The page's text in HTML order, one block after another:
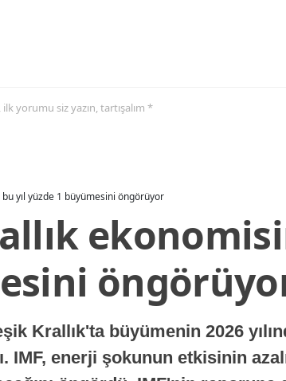
yorumu siz yazın, tartışalım *
yıl yüzde 1 büyümesini öngörüyor
Krallık'ta büyümenin 2026
IMF, enerji şokunun etkisinin